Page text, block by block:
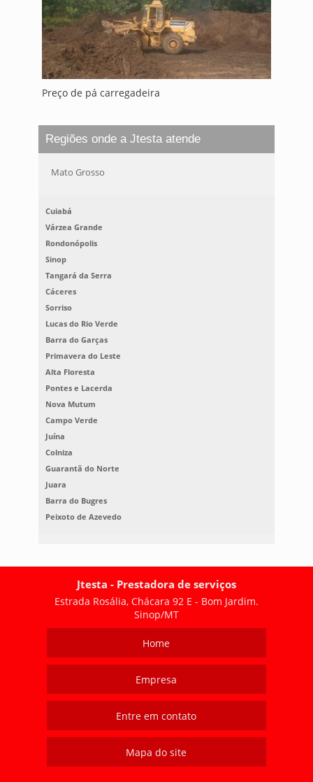
Preço de pá carregadeira
Regiões onde a Jtesta atende
Mato Grosso
Cuiabá
Várzea Grande
Rondonópolis
Sinop
Tangará da Serra
Cáceres
Sorriso
Lucas do Rio Verde
Barra do Garças
Primavera do Leste
Alta Floresta
Pontes e Lacerda
Nova Mutum
Campo Verde
Juína
Colniza
Guarantã do Norte
Juara
Barra do Bugres
Peixoto de Azevedo
Jtesta - Prestadora de serviços
Estrada Rosália, Chácara 92 E - Bom Jardim.
Sinop/MT
Home
Empresa
Entre em contato
Mapa do site